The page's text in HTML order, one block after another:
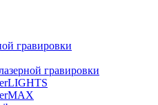
гравировки
гравировки